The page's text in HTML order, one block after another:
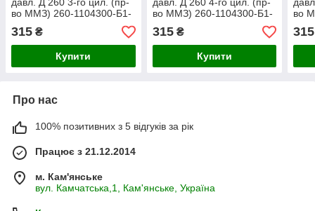
давл. Д 260 3-го цил. (пр-
во ММЗ) 260-1104300-Б1-
03
315 ₴
Купити
давл. Д 260 4-го цил. (пр-
во ММЗ) 260-1104300-Б1-
04
315₴
Купити
во
05
315
Про нас
100% позитивних з 5 відгуків за рік
Працює з 21.12.2014
м. Кам'янське
вул. Камчатська,1, Кам'янське, Україна